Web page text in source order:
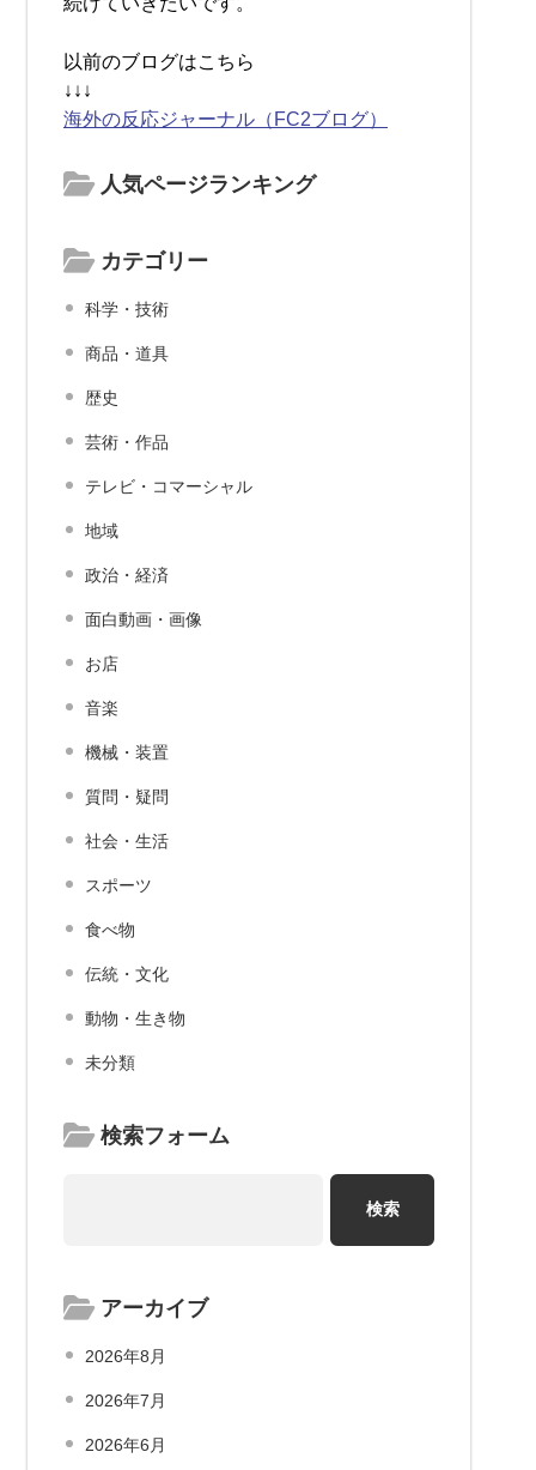
以前のブログはこちら
↓↓↓
海外の反応ジャーナル（FC2ブログ）
人気ページランキング
カテゴリー
科学・技術
商品・道具
歴史
芸術・作品
テレビ・コマーシャル
地域
政治・経済
面白動画・画像
お店
音楽
機械・装置
質問・疑問
社会・生活
スポーツ
食べ物
伝統・文化
動物・生き物
未分類
検索フォーム
アーカイブ
2026年8月
2026年7月
2026年6月